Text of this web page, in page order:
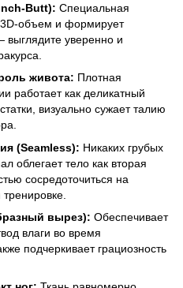
Butt): Специальная
3D-объем и формирует
выглядите уверенно и
живота: Плотная
работает как деликатный
визуально сужает талию
(Seamless): Никаких грубых
облегает тело как вторая
сосредоточиться на
вырез): Обеспечивает
влаги во время
подчеркивает грациозность